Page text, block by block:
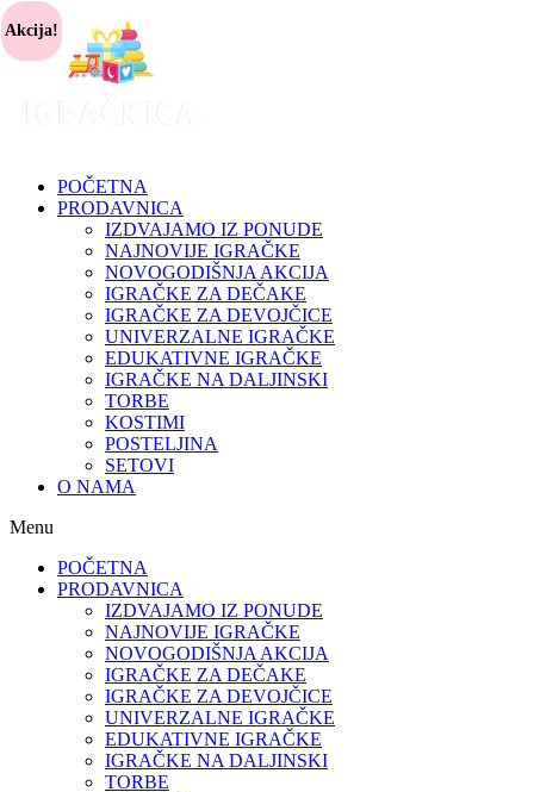
POČETNA
PRODAVNICA
IZDVAJAMO IZ PONUDE
NAJNOVIJE IGRAČKE
NOVOGODIŠNJA AKCIJA
IGRAČKE ZA DEČAKE
IGRAČKE ZA DEVOJČICE
UNIVERZALNE IGRAČKE
EDUKATIVNE IGRAČKE
IGRAČKE NA DALJINSKI
TORBE
KOSTIMI
POSTELJINA
SETOVI
O NAMA
Menu
POČETNA
PRODAVNICA
IZDVAJAMO IZ PONUDE
NAJNOVIJE IGRAČKE
NOVOGODIŠNJA AKCIJA
IGRAČKE ZA DEČAKE
IGRAČKE ZA DEVOJČICE
UNIVERZALNE IGRAČKE
EDUKATIVNE IGRAČKE
IGRAČKE NA DALJINSKI
TORBE
Akcija!